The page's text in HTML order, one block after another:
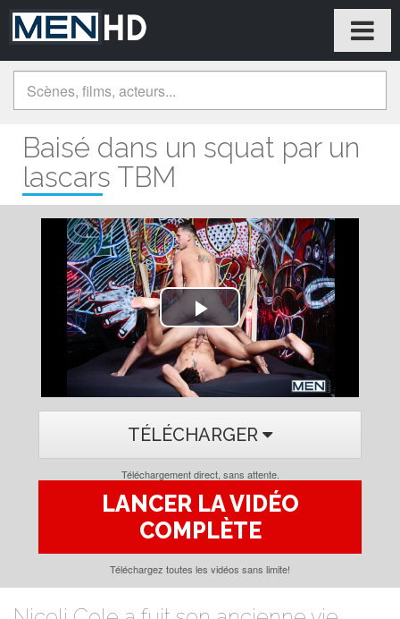
Baisé dans un squat par un
lascars TBM
Play
Video
TÉLÉCHARGER
Téléchargement direct, sans attente.
LANCER LA VIDÉO
COMPLÈTE
Téléchargez toutes les vidéos sans limite!